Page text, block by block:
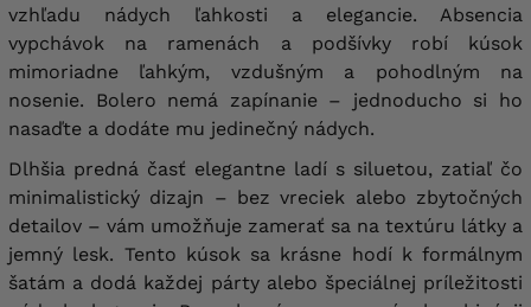
vzhľadu nádych ľahkosti a elegancie. Absencia
vypchávok na ramenách a podšívky robí kúsok
mimoriadne ľahkým, vzdušným a pohodlným na
nosenie. Bolero nemá zapínanie – jednoducho si ho
nasaďte a dodáte mu jedinečný nádych.
Dlhšia predná časť elegantne ladí s siluetou, zatiaľ čo
minimalistický dizajn – bez vreciek alebo zbytočných
detailov – vám umožňuje zamerať sa na textúru látky a
jemný lesk. Tento kúsok sa krásne hodí k formálnym
šatám a dodá každej párty alebo špeciálnej príležitosti